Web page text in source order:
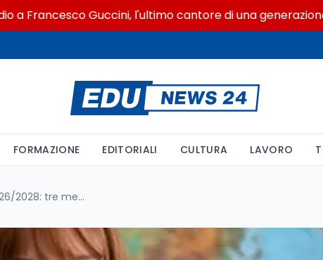
Guccini, l'ultimo cantore di una generazione
FORMAZIONE EDITORIALI CULTURA LAVORO
Scioglimento riserva GPS 2026/2028: tre mesi di servizio in bilico